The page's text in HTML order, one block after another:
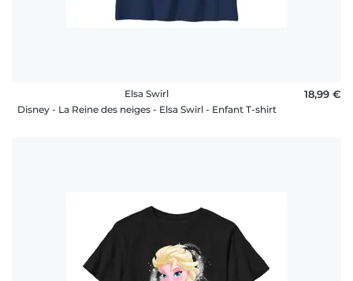
Elsa Swirl
Disney - La Reine des neiges - Elsa Swirl - Enfant T-shirt
18,99 €